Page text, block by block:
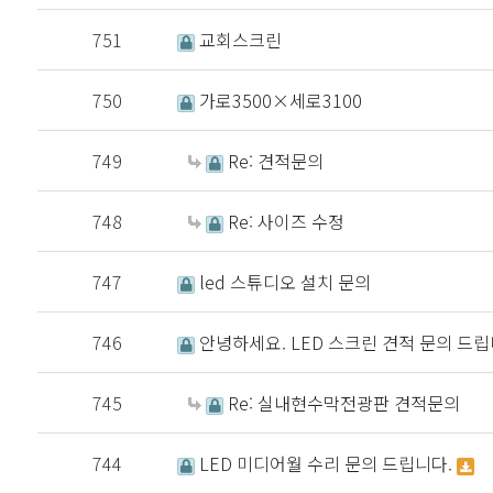
751 교회스크린
750 가로3500×세로3100
749 Re: 견적문의
748 Re: 사이즈 수정
747 led 스튜디오 설치 문의
746 안녕하세요. LED 스크린 견적 문의 드
745 Re: 실내현수막전광판 견적문의
744 LED 미디어월 수리 문의 드립니다.